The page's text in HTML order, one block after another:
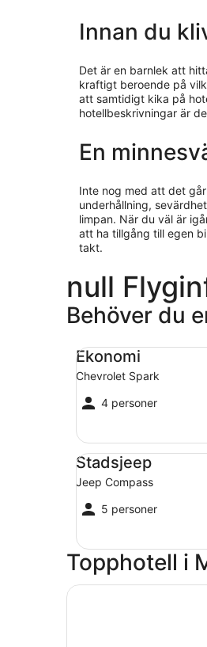
Innan du
Det är en barnlek att
kraftigt beroende på
att samtidigt kika på
hotellbeskrivningar är
En
Inte nog med att det
underhållning,
limpan. När du väl är
att ha tillgång till egen
takt.
null
Behöver du
Ekonomi
Chevrolet Spark
4 personer
Ekonomi Chevrolet
Stadsjeep
Jeep Compass
5 personer
Stadsjeep Jeep
Topphotell i
Öppnas i ett nytt
Terme delle Nazioni